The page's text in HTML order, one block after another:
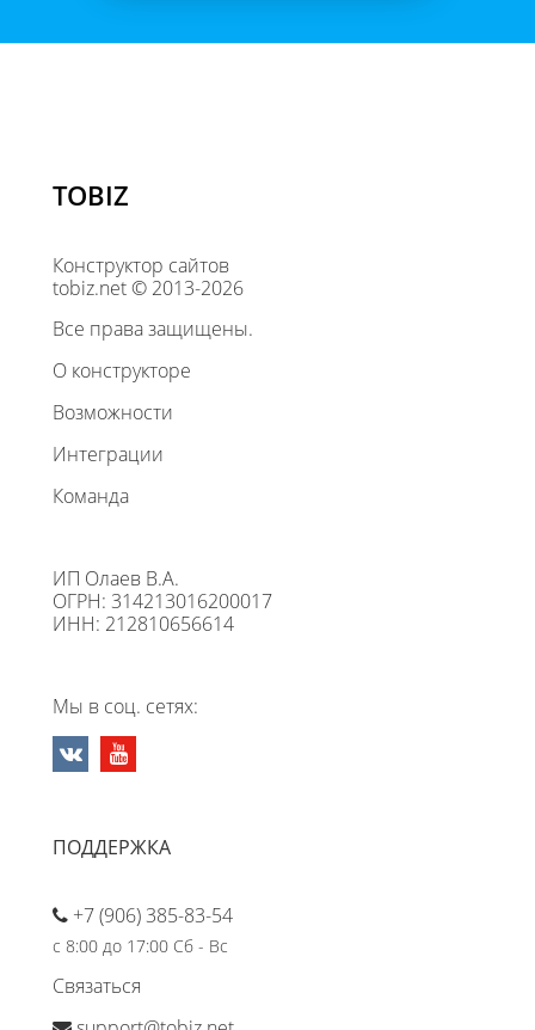
TOBIZ
Конструктор сайтов
tobiz.net © 2013-2026
Все права защищены.
О конструкторе
Возможности
Интеграции
Команда
ИП Олаев В.А.
ОГРН: 314213016200017
ИНН: 212810656614
Мы в соц. сетях:
ПОДДЕРЖКА
+7 (906) 385-83-54
с 8:00 до 17:00 Сб - Вс
Связаться